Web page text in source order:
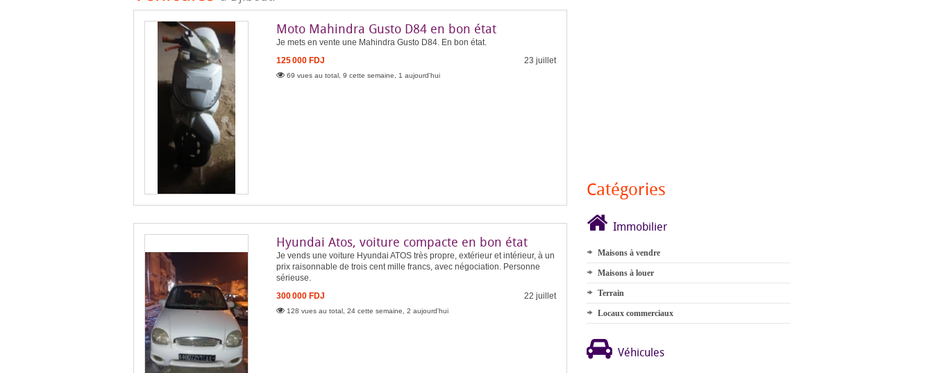
Moto Mahindra Gusto D84 en bon état
Je mets en vente une Mahindra Gusto D84. En bon état.
125 000 FDJ
23 juillet
69 vues au total, 9 cette semaine, 1 aujourd'hui
Hyundai Atos, voiture compacte en bon état
Je vends une voiture Hyundai ATOS très propre, extérieur et intérieur, à un
prix raisonnable de trois cent mille francs, avec négociation. Personne
sérieuse.
300 000 FDJ
22 juillet
128 vues au total, 24 cette semaine, 2 aujourd'hui
Catégories
Immobilier
Maisons à vendre
Maisons à louer
Terrain
Locaux commerciaux
Véhicules